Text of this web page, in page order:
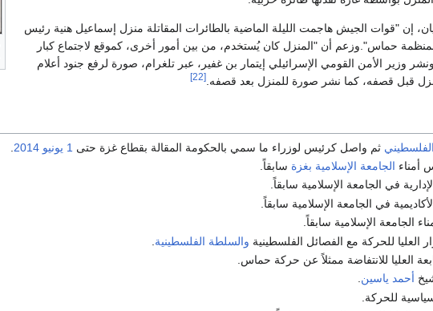
إن "قوات الجيش هاجمت الليلة الماضية بالطائرات المقاتلة منزل إسماعيل هنية رئيس
حماس".وزعم أن "المنزل كان يُستخدم، من بين أمور أخرى، كموقع لاجتماع كبار
وزير الأمن القومي الإسرائيلي إيتمار بن غفير، عبر تلغرام، صورة لرفع جنود أعلام
قبل قصفه، كما نشر صورة للمنزل بعد قصفه. [22]
ثم واصل كرئيس لوزراء ما سمي بالحكومة المقالة بقطاع غزة حتى 1 يونيو 2014
أمناء الجامعة الإسلامية بغزة سابقاً.
في الجامعة الإسلامية سابقاً.
في الجامعة الإسلامية سابقاً.
الجامعة الإسلامية سابقاً.
العليا للحركة مع الفصائل الفلسطينية والسلطة الفلسطينية
العليا للانتفاضة ممثلاً عن حركة حماس.
أحمد ياسين.
للحركة.